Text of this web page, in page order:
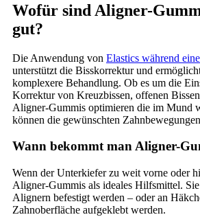
Wofür sind Aligner-
gut?
Die Anwendung von Elastics während
unterstützt die Bisskorrektur und
komplexere Behandlung. Ob es um die
Korrektur von Kreuzbissen, offenen
Aligner-Gummis optimieren die im Mund
können die gewünschten
Wann bekommt man Aligner-
Wenn der Unterkiefer zu weit vorne oder
Aligner-Gummis als ideales Hilfsmittel.
Alignern befestigt werden – oder an
Zahnoberfläche aufgeklebt werden.